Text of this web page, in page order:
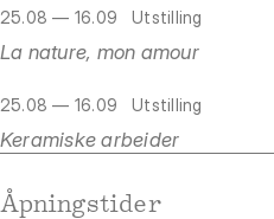
25.08 — 16.09 Utstilling
La nature, mon amour
25.08 — 16.09 Utstilling
Keramiske arbeider
Åpningstider